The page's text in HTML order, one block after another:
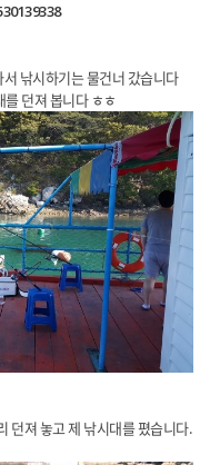
낚시하기는 물건너 갔습니다
던져 봅니다 ㅎㅎ
던져 놓고 제 낚시대를 폈습니다.